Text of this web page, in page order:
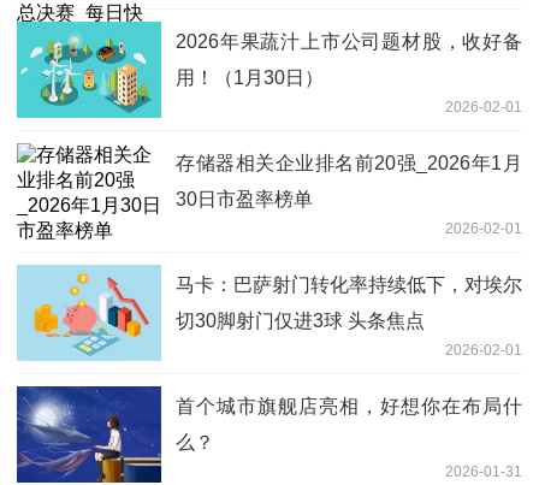
2026年果蔬汁上市公司题材股，收好备
用！（1月30日）
2026-02-01
存储器相关企业排名前20强_2026年1月
30日市盈率榜单
2026-02-01
马卡：巴萨射门转化率持续低下，对埃尔
切30脚射门仅进3球 头条焦点
2026-02-01
首个城市旗舰店亮相，好想你在布局什
么？
2026-01-31